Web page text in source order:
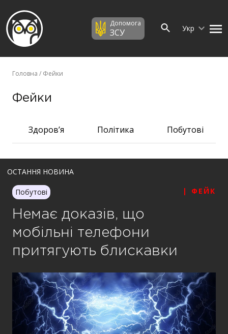
Допомога
ЗСУ Укр
Головна / Фейки
Фейки
Здоров’я Політика Побутові
ОСТАННЯ НОВИНА
Побутові | ФЕЙК
Немає доказів, що
мобільні телефони
притягують блискавки